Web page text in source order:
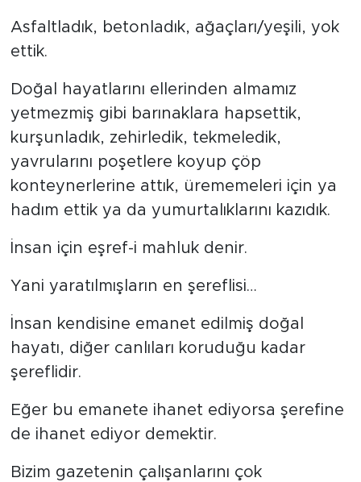
Asfaltladık, betonladık, ağaçları/yeşili, yok
ettik.
Doğal hayatlarını ellerinden almamız
yetmezmiş gibi barınaklara hapsettik,
kurşunladık, zehirledik, tekmeledik,
yavrularını poşetlere koyup çöp
konteynerlerine attık, ürememeleri için ya
hadım ettik ya da yumurtalıklarını kazıdık.
İnsan için eşref-i mahluk denir.
Yani yaratılmışların en şereflisi…
İnsan kendisine emanet edilmiş doğal
hayatı, diğer canlıları koruduğu kadar
şereflidir.
Eğer bu emanete ihanet ediyorsa şerefine
de ihanet ediyor demektir.
Bizim gazetenin çalışanlarını çok